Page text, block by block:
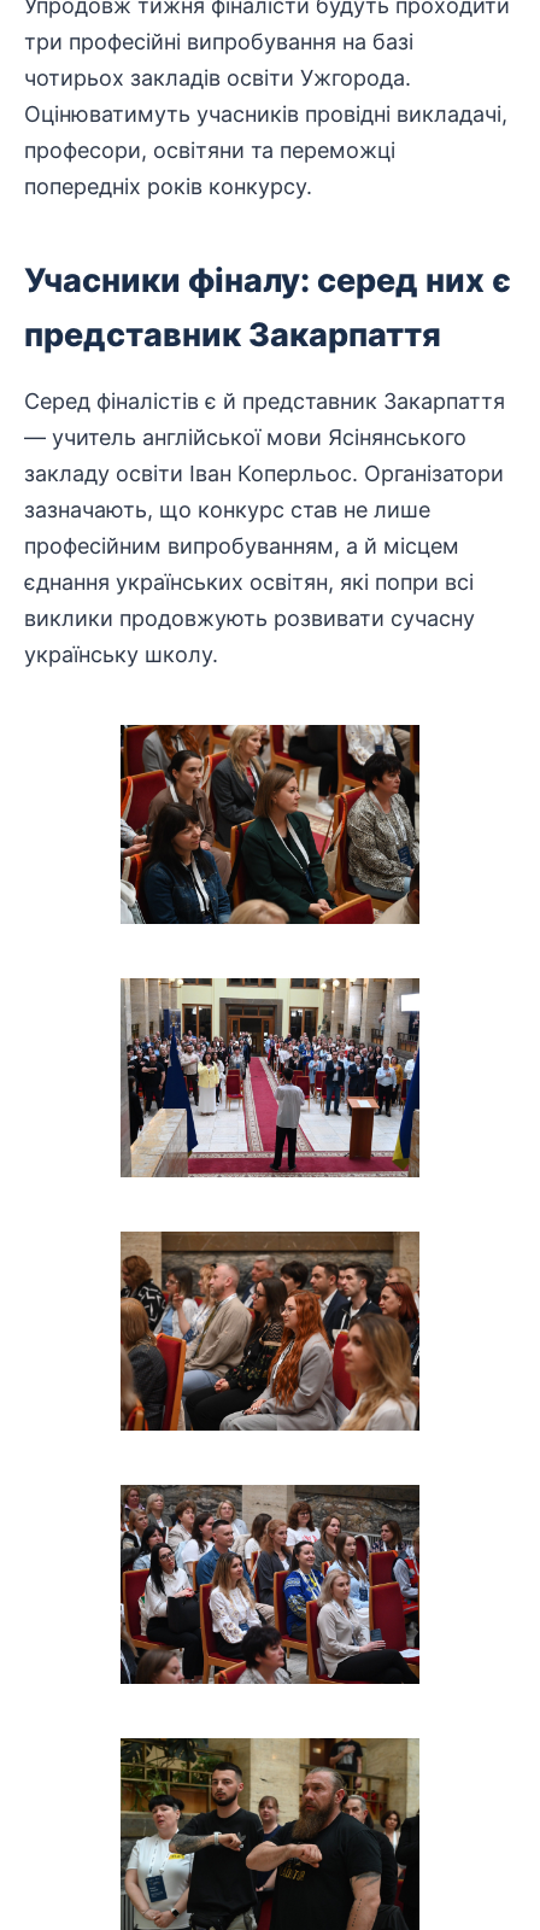
Упродовж тижня фіналісти будуть проходити
три професійні випробування на базі
чотирьох закладів освіти Ужгорода.
Оцінюватимуть учасників провідні викладачі,
професори, освітяни та переможці
попередніх років конкурсу.
Учасники фіналу: серед них є
представник Закарпаття
Серед фіналістів є й представник Закарпаття
— учитель англійської мови Ясінянського
закладу освіти Іван Коперльос. Організатори
зазначають, що конкурс став не лише
професійним випробуванням, а й місцем
єднання українських освітян, які попри всі
виклики продовжують розвивати сучасну
українську школу.